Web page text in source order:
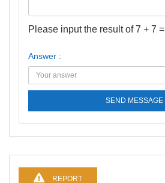
Please input the result of 7 + 7 =
Answer :
SEND MESSAGE
REPORT